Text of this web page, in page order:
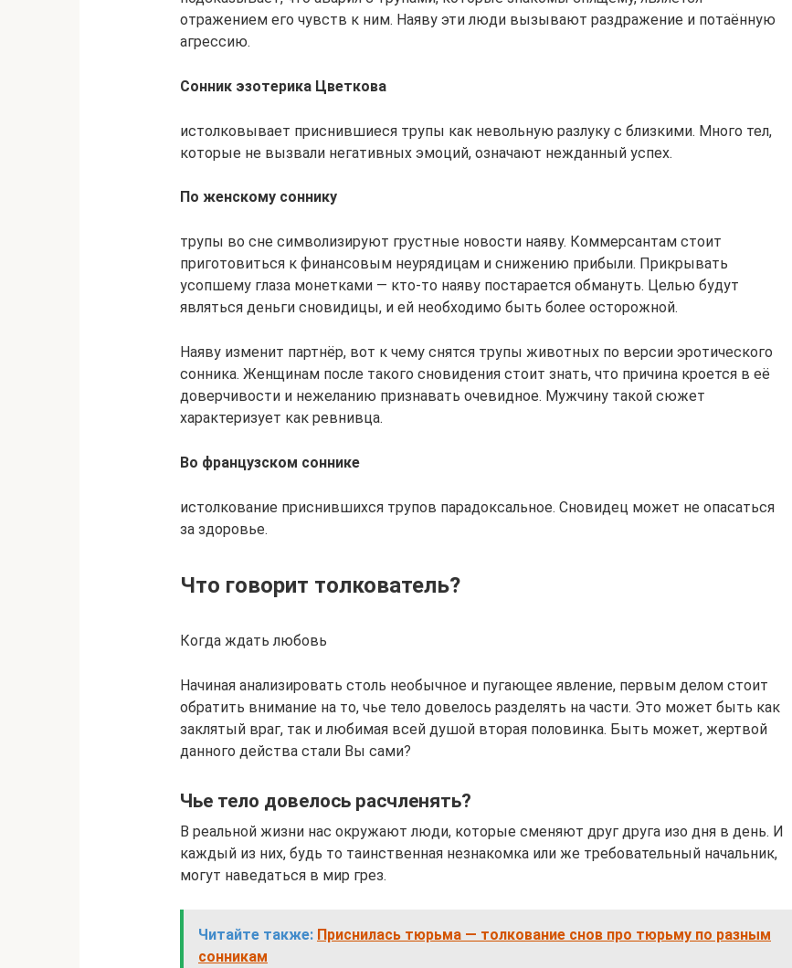
отражением его чувств к ним. Наяву эти люди вызывают раздражение и потаённую
агрессию.
Сонник эзотерика Цветкова
истолковывает приснившиеся трупы как невольную разлуку с близкими. Много тел,
которые не вызвали негативных эмоций, означают нежданный успех.
По женскому соннику
трупы во сне символизируют грустные новости наяву. Коммерсантам стоит
приготовиться к финансовым неурядицам и снижению прибыли. Прикрывать
усопшему глаза монетками — кто-то наяву постарается обмануть. Целью будут
являться деньги сновидицы, и ей необходимо быть более осторожной.
Наяву изменит партнёр, вот к чему снятся трупы животных по версии эротического
сонника. Женщинам после такого сновидения стоит знать, что причина кроется в её
доверчивости и нежеланию признавать очевидное. Мужчину такой сюжет
характеризует как ревнивца.
Во французском соннике
истолкование приснившихся трупов парадоксальное. Сновидец может не опасаться
за здоровье.
Что говорит толкователь?
Когда ждать любовь
Начиная анализировать столь необычное и пугающее явление, первым делом стоит
обратить внимание на то, чье тело довелось разделять на части. Это может быть как
заклятый враг, так и любимая всей душой вторая половинка. Быть может, жертвой
данного действа стали Вы сами?
Чье тело довелось расчленять?
В реальной жизни нас окружают люди, которые сменяют друг друга изо дня в день. И
каждый из них, будь то таинственная незнакомка или же требовательный начальник,
могут наведаться в мир грез.
Читайте также: Приснилась тюрьма — толкование снов про тюрьму по разным
сонникам